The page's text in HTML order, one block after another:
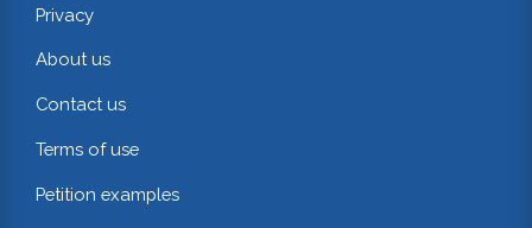
Privacy
About us
Contact us
Terms of use
Petition examples